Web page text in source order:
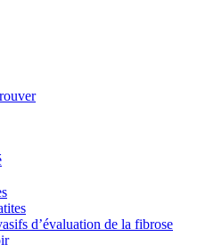
d’évaluation de la fibrose